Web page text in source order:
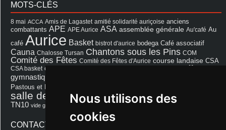
Nous utilisons des
cookies
MOTS-CLÉS
8 mai ACCA Amis de Lagastet amitié solidarité auriçoise anciens
combattants APE APE Aurice ASA assemblée générale Au'café Au
café Aurice Basket bistrot d'aurice bodega Café associatif
Cauna Chalosse Tursan Chantons sous les Pins COM
Comité des Fêtes Comité des Fêtes d'Aurice course landaise CSA
CSA basket cérémonie
fêtes
gymnastique volontaire
Pastous et Pastourettes
salle des fêtes salle des fêtes d'aurice Souprosse
TN10 vide grenier Voeux école
CONTACT MAIRIE